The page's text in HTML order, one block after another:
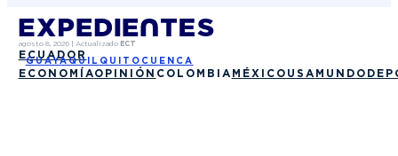
agosto 8, 2026| Actualizado ECT
ECUADOR
GUAYAQUIL QUITO CUENCA
ECONOMÍAOPINIÓN COLOMBIA MÉXICO USA MUNDO